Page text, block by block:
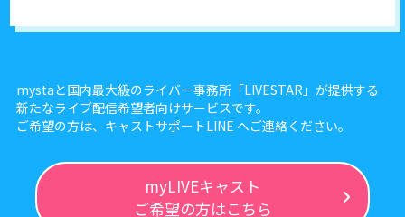
mystaと国内最大級のライバー事務所「LIVESTAR」が提供する
新たなライブ配信希望者向けサービスです。
ご希望の方は、キャストサポートLINE へご連絡ください。
myLIVEキャスト
ご希望の方はこちら